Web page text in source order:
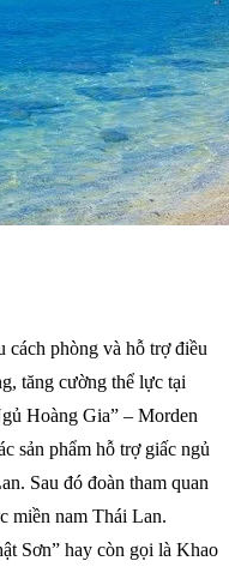
cách phòng và hỗ trợ điều
tăng cường thể lực tại
Hoàng Gia” – Morden
sản phẩm hỗ trợ giấc ngủ
Sau đó đoàn tham quan
miền nam Thái Lan.
Sơn” hay còn gọi là Khao